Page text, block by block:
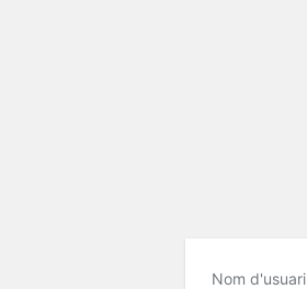
Nom